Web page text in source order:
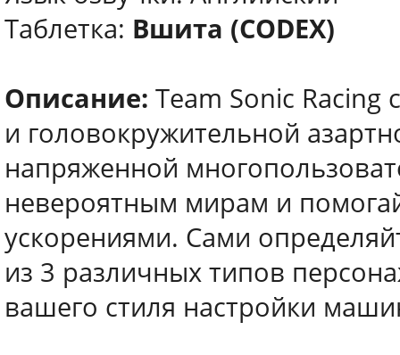
Таблетка: Вшита (CODEX)
Описание: Team Sonic
и головокружительной
напряженной
невероятным мирам и
ускорениями. Сами
из 3 различных типов
вашего стиля настройки